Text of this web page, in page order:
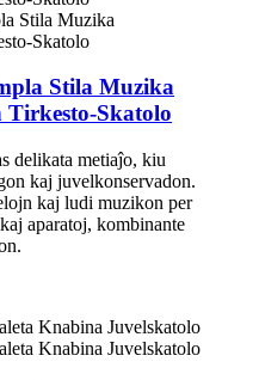
Stila Muzika
Skatolo
delikata metiaĵo, kiu
kaj juvelkonservadon.
kaj ludi muzikon per
aparatoj, kombinante